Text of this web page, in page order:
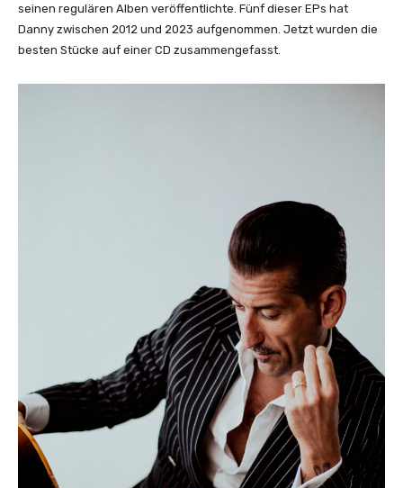
seinen regulären Alben veröffentlichte. Fünf dieser EPs hat
Danny zwischen 2012 und 2023 aufgenommen. Jetzt wurden die
besten Stücke auf einer CD zusammengefasst.